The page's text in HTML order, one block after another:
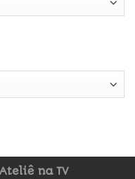
Ateliê na TV